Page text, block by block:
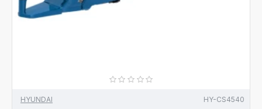
HYUNDAI HY-CS4540